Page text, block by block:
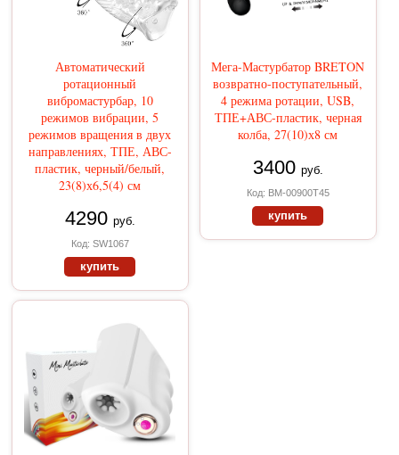
Автоматический
ротационный
вибромастурбар, 10
режимов вибрации, 5
режимов вращения в двух
направлениях, ТПЕ, АВС-
пластик, черный/белый,
23(8)х6,5(4) см
4290 руб.
Код: SW1067
купить
Мега-Мастурбатор BRETON
возвратно-поступательный,
4 режима ротации, USB,
ТПЕ+АВС-пластик, черная
колба, 27(10)х8 см
3400 руб.
Код: BM-00900T45
купить